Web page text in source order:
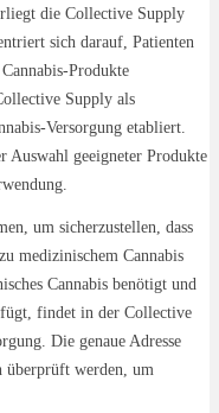
die Collective Supply
sich darauf, Patienten
Produkte
Supply als
Versorgung etabliert.
Auswahl geeigneter Produkte
um sicherzustellen, dass
medizinischem Cannabis
Cannabis benötigt und
findet in der Collective
Die genaue Adresse
überprüft werden, um